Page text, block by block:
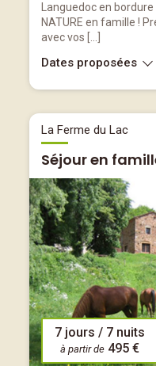
Languedoc en
NATURE en famille !
avec vos […]
Dates proposées
La Ferme du Lac
Séjour en
7 jours / 7 nuits
à partir de 495 €